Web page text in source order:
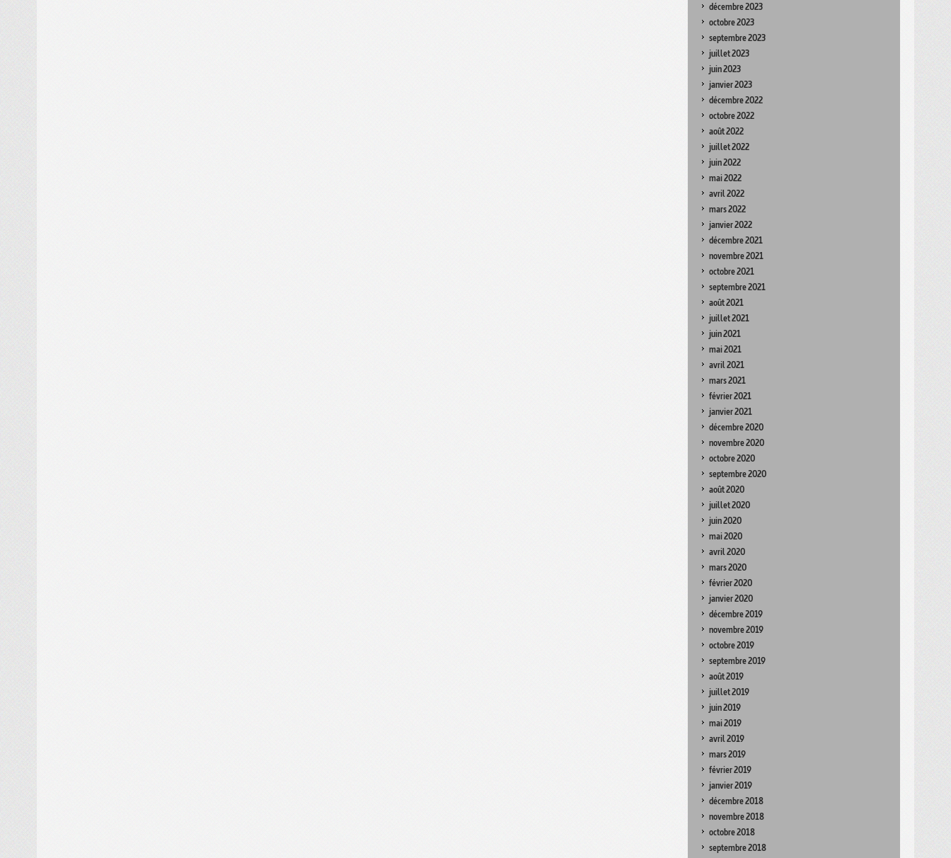
décembre 2023
octobre 2023
septembre 2023
juillet 2023
juin 2023
janvier 2023
décembre 2022
octobre 2022
août 2022
juillet 2022
juin 2022
mai 2022
avril 2022
mars 2022
janvier 2022
décembre 2021
novembre 2021
octobre 2021
septembre 2021
août 2021
juillet 2021
juin 2021
mai 2021
avril 2021
mars 2021
février 2021
janvier 2021
décembre 2020
novembre 2020
octobre 2020
septembre 2020
août 2020
juillet 2020
juin 2020
mai 2020
avril 2020
mars 2020
février 2020
janvier 2020
décembre 2019
novembre 2019
octobre 2019
septembre 2019
août 2019
juillet 2019
juin 2019
mai 2019
avril 2019
mars 2019
février 2019
janvier 2019
décembre 2018
novembre 2018
octobre 2018
septembre 2018